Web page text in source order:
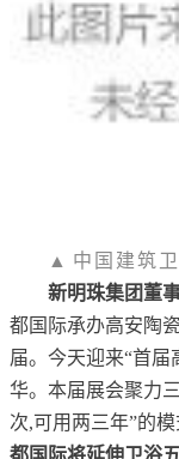
▲ 中国建筑
新明珠集团董
都国际承办高安陶
届。今天迎来“首届
华。本届展会聚力
次,可用两三年”的